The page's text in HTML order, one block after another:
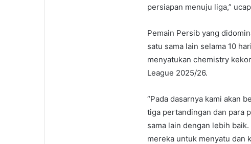
persiapan menuju liga,”
Pemain Persib yang
satu sama lain selama 10
menyatukan chemistry
League 2025/26.
“Pada dasarnya kami akan
tiga pertandingan dan para
sama lain dengan lebih
mereka untuk menyatu dan